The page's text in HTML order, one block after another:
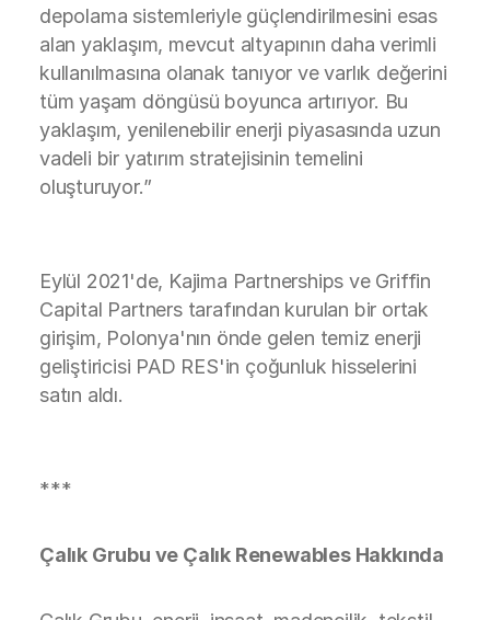
depolama sistemleriyle güçlendirilmesini esas
alan yaklaşım, mevcut altyapının daha verimli
kullanılmasına olanak tanıyor ve varlık değerini
tüm yaşam döngüsü boyunca artırıyor. Bu
yaklaşım, yenilenebilir enerji piyasasında uzun
vadeli bir yatırım stratejisinin temelini
oluşturuyor.”
Eylül 2021'de, Kajima Partnerships ve Griffin
Capital Partners tarafından kurulan bir ortak
girişim, Polonya'nın önde gelen temiz enerji
geliştiricisi PAD RES'in çoğunluk hisselerini
satın aldı.
***
Çalık Grubu ve Çalık Renewables Hakkında